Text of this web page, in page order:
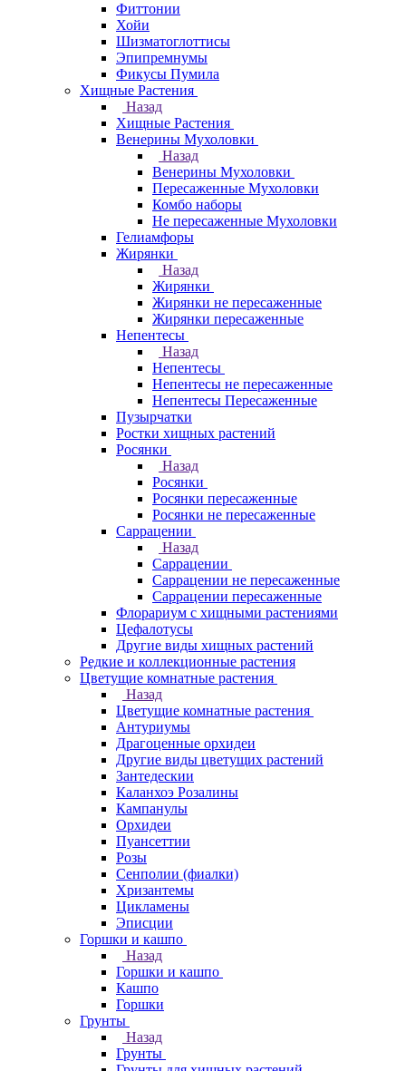
Фиттонии
Хойи
Шизматоглоттисы
Эпипремнумы
Фикусы Пумила
Хищные Растения
Назад
Хищные Растения
Венерины Мухоловки
Назад
Венерины Мухоловки
Пересаженные Мухоловки
Комбо наборы
Не пересаженные Мухоловки
Гелиамфоры
Жирянки
Назад
Жирянки
Жирянки не пересаженные
Жирянки пересаженные
Непентесы
Назад
Непентесы
Непентесы не пересаженные
Непентесы Пересаженные
Пузырчатки
Ростки хищных растений
Росянки
Назад
Росянки
Росянки пересаженные
Росянки не пересаженные
Саррацении
Назад
Саррацении
Саррацении не пересаженные
Саррацении пересаженные
Флорариум с хищными растениями
Цефалотусы
Другие виды хищных растений
Редкие и коллекционные растения
Цветущие комнатные растения
Назад
Цветущие комнатные растения
Антуриумы
Драгоценные орхидеи
Другие виды цветущих растений
Зантедескии
Каланхоэ Розалины
Кампанулы
Орхидеи
Пуансеттии
Розы
Сенполии (фиалки)
Хризантемы
Цикламены
Эписции
Горшки и кашпо
Назад
Горшки и кашпо
Кашпо
Горшки
Грунты
Назад
Грунты